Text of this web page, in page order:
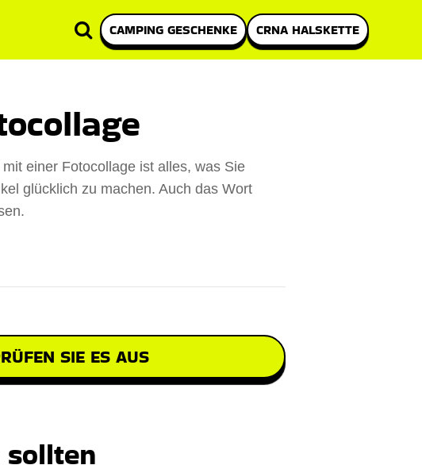
CAMPING GESCHENKE CRNA HALSKETTE
einer Fotocollage ist alles, was Sie
glücklich zu machen. Auch das Wort
SIE ES AUS
sollten